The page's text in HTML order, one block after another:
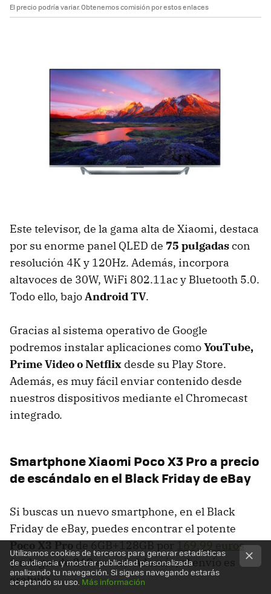
El precio podría variar. Obtenemos comisión por estos enlaces
Este televisor, de la gama alta de Xiaomi, destaca
por su enorme panel QLED de 75 pulgadascon
resolución 4K y 120Hz. Además, incorpora
altavoces de 30W, WiFi 802.11ac y Bluetooth 5.0.
Todo ello, bajoAndroid TV.
Gracias al sistema operativo de Google
podremos instalar aplicaciones comoYouTube,
Prime Video o Netflix desde su Play Store.
Además, es muy fácil enviar contenido desde
nuestros dispositivos mediante el Chromecast
integrado.
Smartphone Xiaomi Poco X3 Pro a precio
de escándalo en el Black Friday de eBay
Si buscas un nuevo smartphone, en el Black
Friday de eBay, puedes encontrar el potente
Poco X3 Pro de 6GB+128GB por 169,99 euros
(en lugar de 269 euros). Además, el envío es
gratuito.
Utilizamos cookies de terceros para generar estadísticas
de audiencia y mostrar publicidad personalizada
analizando tu navegación. Si sigues navegando estarás
aceptando su uso. Más información